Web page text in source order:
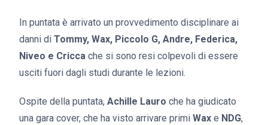
In puntata è arrivato un provvedimento disciplinare ai
danni di Tommy, Wax, Piccolo G, Andre, Federica,
Niveo e Cricca che si sono resi colpevoli di essere
usciti fuori dagli studi durante le lezioni.
Ospite della puntata, Achille Lauro che ha giudicato
una gara cover, che ha visto arrivare primi Wax e NDG,